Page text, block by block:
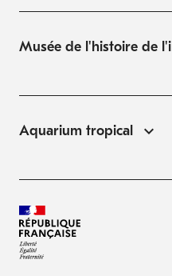
Musée de l'histoire de
Aquarium tropical